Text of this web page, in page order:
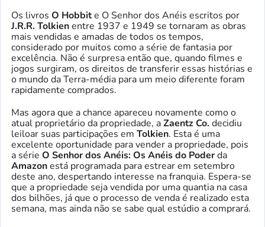
Os livros O Hobbite O Senhor dos Anéis escritos por
J.R.R. Tolkienentre 1937 e 1949 se tornaram as obras
mais vendidas e amadas de todos os tempos,
considerado por muitos como a série de fantasia por
excelência. Não é surpresa então que, quando filmes e
jogos surgiram, os direitos de transferir essas histórias e
o mundo da Terra-média para um meio diferente foram
rapidamente comprados.
Mas agora que a chance apareceu novamente como o
atual proprietário da propriedade, aZaentz Co. decidiu
leiloar suas participações em Tolkien. Esta é uma
excelente oportunidade para vender a propriedade, pois
a série O Senhor dos Anéis: Os Anéis do Poderda
Amazonestá programada para estrear em setembro
deste ano, despertando interesse na franquia. Espera-se
que a propriedade seja vendida por uma quantia na casa
dos bilhões, já que o processo de venda é realizado esta
semana, mas ainda não se sabe qual estúdio a comprará.